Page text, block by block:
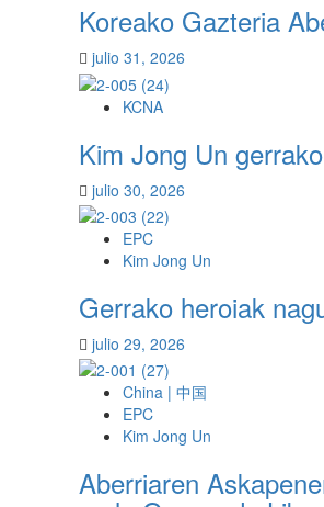
la
inauguración
del
Complejo
Maquinaria
de
Ryongsong
Koreako Gazteria
julio 31, 2026
KCNA
Kim Jong Un
julio 30, 2026
EPC
Kim Jong Un
Gerrako heroiak
julio 29, 2026
China | 中国
EPC
Kim Jong Un
Aberriaren